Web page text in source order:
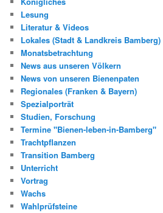
Lesung
Literatur & Videos
Lokales (Stadt & Landkreis Bamberg)
Monatsbetrachtung
News aus unseren Völkern
News von unseren Bienenpaten
Regionales (Franken & Bayern)
Spezialporträt
Studien, Forschung
Termine "Bienen-leben-in-Bamberg"
Trachtpflanzen
Transition Bamberg
Unterricht
Vortrag
Wachs
Wahlprüfsteine